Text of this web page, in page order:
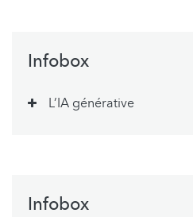
Infobox
L’IA générative
Infobox